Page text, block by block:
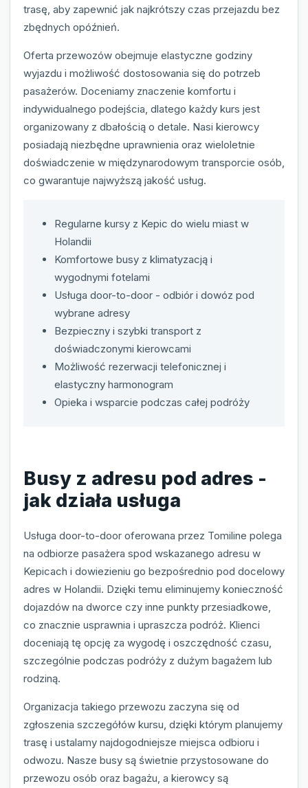
trasę, aby zapewnić jak najkrótszy czas przejazdu bez
zbędnych opóźnień.
Oferta przewozów obejmuje elastyczne godziny
wyjazdu i możliwość dostosowania się do potrzeb
pasażerów. Doceniamy znaczenie komfortu i
indywidualnego podejścia, dlatego każdy kurs jest
organizowany z dbałością o detale. Nasi kierowcy
posiadają niezbędne uprawnienia oraz wieloletnie
doświadczenie w międzynarodowym transporcie osób,
co gwarantuje najwyższą jakość usług.
Regularne kursy z Kepic do wielu miast w
Holandii
Komfortowe busy z klimatyzacją i
wygodnymi fotelami
Usługa door-to-door - odbiór i dowóz pod
wybrane adresy
Bezpieczny i szybki transport z
doświadczonymi kierowcami
Możliwość rezerwacji telefonicznej i
elastyczny harmonogram
Opieka i wsparcie podczas całej podróży
Busy z adresu pod adres -
jak działa usługa
Usługa door-to-door oferowana przez Tomiline polega
na odbiorze pasażera spod wskazanego adresu w
Kepicach i dowiezieniu go bezpośrednio pod docelowy
adres w Holandii. Dzięki temu eliminujemy konieczność
dojazdów na dworce czy inne punkty przesiadkowe,
co znacznie usprawnia i upraszcza podróż. Klienci
doceniają tę opcję za wygodę i oszczędność czasu,
szczególnie podczas podróży z dużym bagażem lub
rodziną.
Organizacja takiego przewozu zaczyna się od
zgłoszenia szczegółów kursu, dzięki którym planujemy
trasę i ustalamy najdogodniejsze miejsca odbioru i
odwozu. Nasze busy są świetnie przystosowane do
przewozu osób oraz bagażu, a kierowcy są